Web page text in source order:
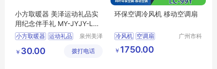
小方取暖器 美泽运动礼品实
用纪念伴手礼 MY-JYJY-L5-
29
小方取暖器 运动礼品
JYJY L5
泉州美泽
公司
￥ 30.00 拨打电话
环保空调冷风机 移动空调扇
冷风机 空调扇
广州市科
￥ 1750.00